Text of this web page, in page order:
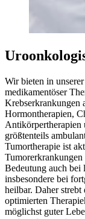
Wir bieten in
medikamentöser
Krebserkrankungen
Hormontherapien,
Antikörpertherapien
größtenteils
Tumortherapie ist
Bedeutung auch bei
insbesondere bei
heilbar. Daher strebt
optimierten
möglichst guter